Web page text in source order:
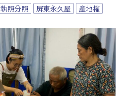
執照分照 屏東永久屋 產地權